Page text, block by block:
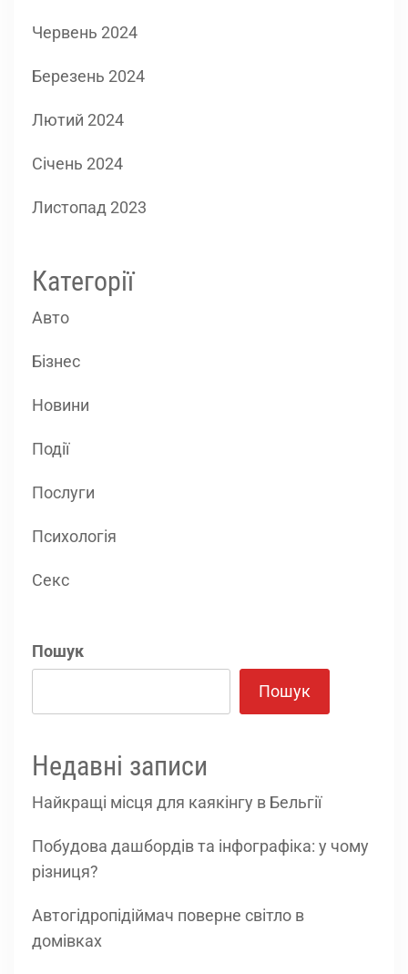
Червень 2024
Березень 2024
Лютий 2024
Січень 2024
Листопад 2023
Категорії
Авто
Бізнес
Новини
Події
Послуги
Психологія
Секс
Пошук
Пошук
Недавні записи
Найкращі місця для каякінгу в Бельгії
Побудова дашбордів та інфографіка: у чому
різниця?
Автогідропідіймач поверне світло в
домівках